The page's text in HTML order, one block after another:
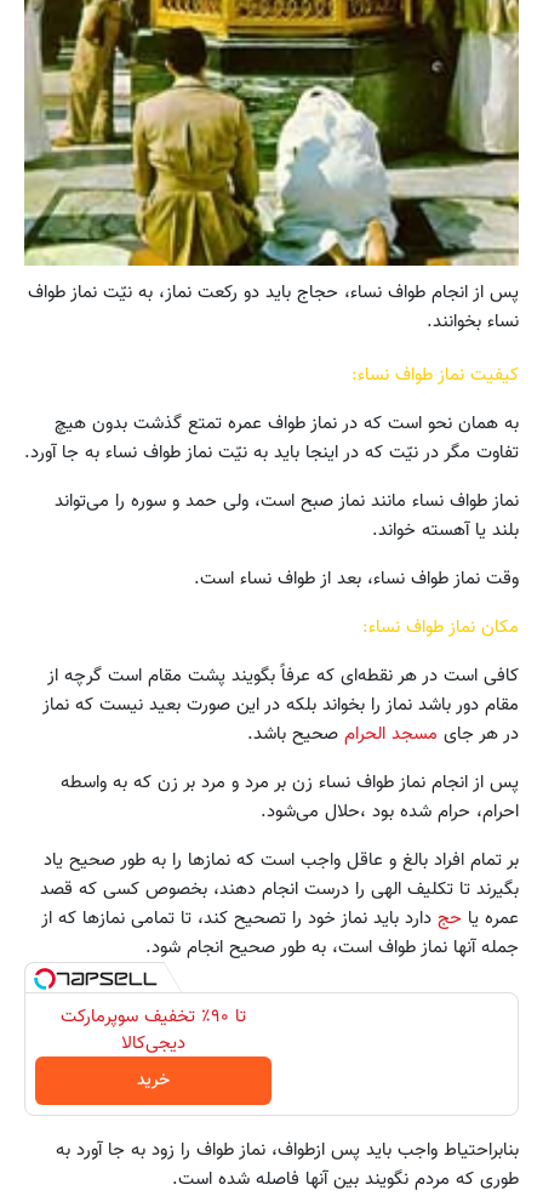
پس از انجام طواف نساء، حجاج باید دو رکعت نماز، به نیّت نماز طواف
نساء بخوانند.
کیفیت نماز طواف نساء:
به همان نحو است که در نماز طواف عمره تمتع گذشت بدون هیچ
تفاوت مگر در نیّت که در اینجا باید به نیّت نماز طواف نساء به جا آورد.
نماز طواف نساء مانند نماز صبح است، ولى حمد و سوره را مى‌تواند
بلند یا آهسته خواند.
وقت نماز طواف نساء، بعد از طواف نساء است.
مکان نماز طواف نساء:
کافی است در هر نقطه‌ای که عرفاً بگویند پشت مقام است گرچه از
مقام دور باشد نماز را بخواند بلکه در این صورت بعید نیست که نماز
در هر جای مسجد الحرام صحیح باشد.
پس از انجام نماز طواف نساء زن بر مرد و مرد بر زن که به واسطه
احرام، حرام شده بود ،حلال مى‌شود.
بر تمام افراد بالغ و عاقل واجب است که نمازها را به طور صحیح یاد
بگیرند تا تکلیف الهى را درست انجام دهند، بخصوص کسى که قصد
عمره یا حج دارد باید نماز خود را تصحیح کند، تا تمامى نمازها که از
جمله آنها نماز طواف است، به طور صحیح انجام شود.
تا ۹۰٪ تخفیف سوپرمارکت
دیجی‌کالا
خرید
بنابراحتیاط واجب باید پس ازطواف، نماز طواف را زود به جا آورد به
طورى که مردم نگویند بین آنها فاصله شده است.